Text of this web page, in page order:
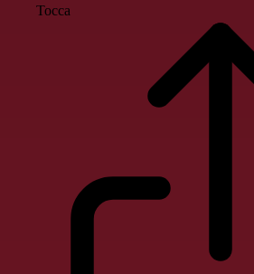
Tocca